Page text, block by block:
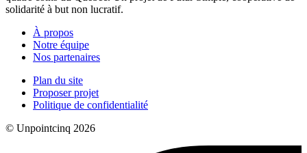
solidarité à but non lucratif.
À propos
Notre équipe
Nos partenaires
Plan du site
Proposer projet
Politique de confidentialité
© Unpointcinq 2026